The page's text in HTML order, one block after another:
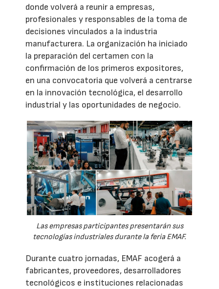
donde volverá a reunir a empresas,
profesionales y responsables de la toma de
decisiones vinculados a la industria
manufacturera. La organización ha iniciado
la preparación del certamen con la
confirmación de los primeros expositores,
en una convocatoria que volverá a centrarse
en la innovación tecnológica, el desarrollo
industrial y las oportunidades de negocio.
Las empresas participantes presentarán sus
tecnologías industriales durante la feria EMAF.
Durante cuatro jornadas, EMAF acogerá a
fabricantes, proveedores, desarrolladores
tecnológicos e instituciones relacionadas